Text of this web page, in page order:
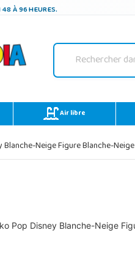
À 96 HEURES.
Air libre
Neige Figure Blanche-Neige